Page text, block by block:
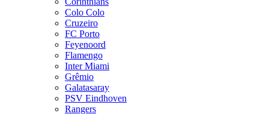
Colo Colo
Cruzeiro
FC Porto
Feyenoord
Flamengo
Inter Miami
Grêmio
Galatasaray
PSV Eindhoven
Rangers